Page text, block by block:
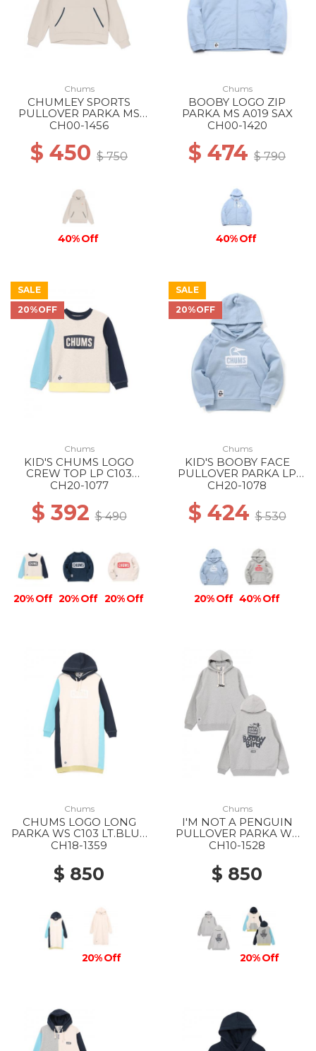
Chums
CHUMLEY SPORTS
PULLOVER PARKA MS
G020 Lt Gray
CH00-1456
$ 450 $ 750
40% Off
Chums
BOOBY LOGO ZIP
PARKA MS A019 SAX
CH00-1420
$ 474 $ 790
40% Off
SALE
20%OFF
Chums
KID'S CHUMS LOGO
CREW TOP LP C103
LT.BLUE CRAZY
CH20-1077
$ 392$ 490
20% Off 20% Off 20% Off
SALE
20%OFF
Chums
KID'S BOOBY FACE
PULLOVER PARKA LP
A019 SAX
CH20-1078
$ 424$ 530
20% Off 40% Off
Chums
CHUMS LOGO LONG
PARKA WS C103 LT.BLUE
CRAZY
CH18-1359
$ 850
20% Off
Chums
I'M NOT A PENGUIN
PULLOVER PARKA WS
G005 H/GRAY
CH10-1528
$ 850
20% Off